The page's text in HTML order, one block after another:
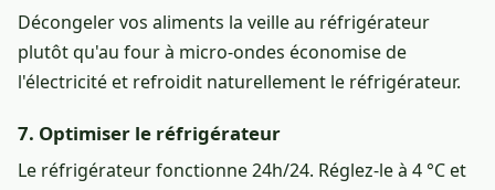
Décongeler vos aliments la veille au réfrigérateur
plutôt qu'au four à micro-ondes économise de
l'électricité et refroidit naturellement le réfrigérateur.
7. Optimiser le réfrigérateur
Le réfrigérateur fonctionne 24h/24. Réglez-le à 4 °C et